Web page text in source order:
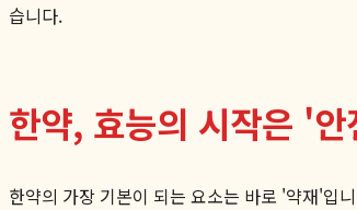
습니다.
한약, 효능의 시작은 '
한약의 가장 기본이 되는 요소는 바로 '약재'입